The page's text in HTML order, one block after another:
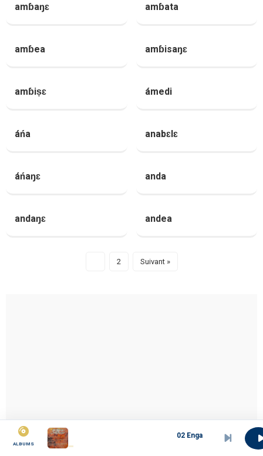
ALBUMS
02 Engame o Deido
amɓaŋɛ amɓata
amɓea amɓisaŋɛ
amɓiṣɛ ámedi
áńa anabɛlɛ
áńaŋɛ anda
andaŋɛ andea
2 Suivant »